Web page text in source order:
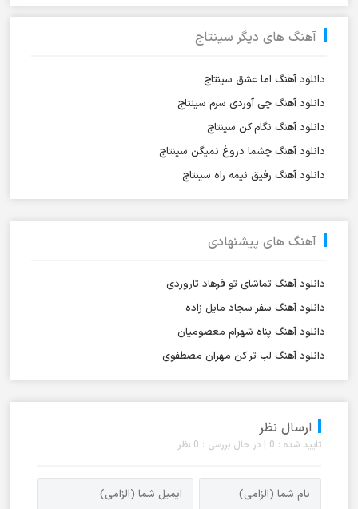
آهنگ های دیگر سینتاج
دانلود آهنگ اما عشق سینتاج
دانلود آهنگ چی آوردی سرم سینتاج
دانلود آهنگ نگام کن سینتاج
دانلود آهنگ چشما دروغ نمیگن سینتاج
دانلود آهنگ رفیق نیمه راه سینتاج
آهنگ های پیشنهادی
دانلود آهنگ تماشای تو فرهاد تاروردی
دانلود آهنگ سفر سجاد مایل زاده
دانلود آهنگ پناه شهرام معصومیان
دانلود آهنگ لب تر کن مهران مصطفوی
ارسال نظر
تایید شده : 0 | در حال بررسی : 0 نظر